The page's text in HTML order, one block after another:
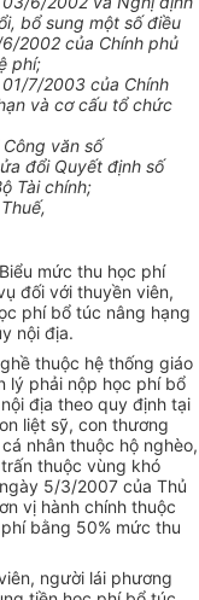
bổ sung một số điều
2002 của Chính phủ
phí;
7/2003 của Chính
và cơ cấu tổ chức
văn số
đổi Quyết định số
Tài chính;
mức thu học phí
đối với thuyền viên,
phí bổ túc nâng hạng
nội địa.
thuộc hệ thống giáo
lý phải nộp học phí bổ
địa theo quy định tại
liệt sỹ, con thương
nhân thuộc hộ nghèo,
thuộc vùng khó
ngày 5/3/2007 của Thủ
vị hành chính thuộc
bằng 50% mức thu
người lái phương